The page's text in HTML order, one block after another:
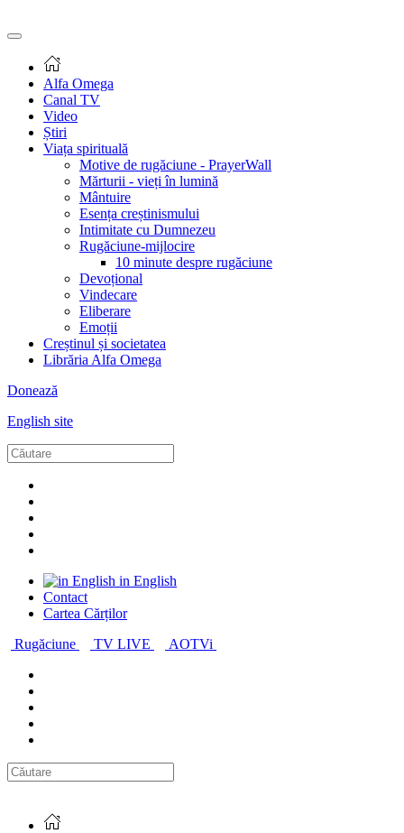
Alfa Omega
Canal TV
Video
Știri
Viața spirituală
Motive de rugăciune - PrayerWall
Mărturii - vieți în lumină
Mântuire
Esența creștinismului
Intimitate cu Dumnezeu
Rugăciune-mijlocire
10 minute despre rugăciune
Devoțional
Vindecare
Eliberare
Emoții
Creștinul și societatea
Librăria Alfa Omega
Donează
English site
in English
Contact
Cartea Cărților
Rugăciune
TV LIVE AOTVi